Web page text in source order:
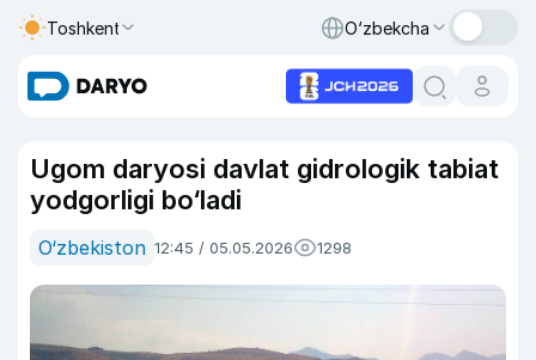
Toshkent O‘zbekcha
Ugom daryosi davlat gidrologik tabiat
yodgorligi bo‘ladi
O‘zbekiston 12:45 / 05.05.2026 1298